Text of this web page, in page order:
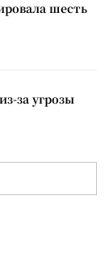
шесть
за угрозы